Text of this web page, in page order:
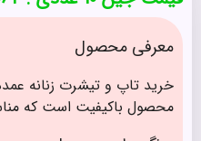
معرفی محصول
محصول باکیفیت است که